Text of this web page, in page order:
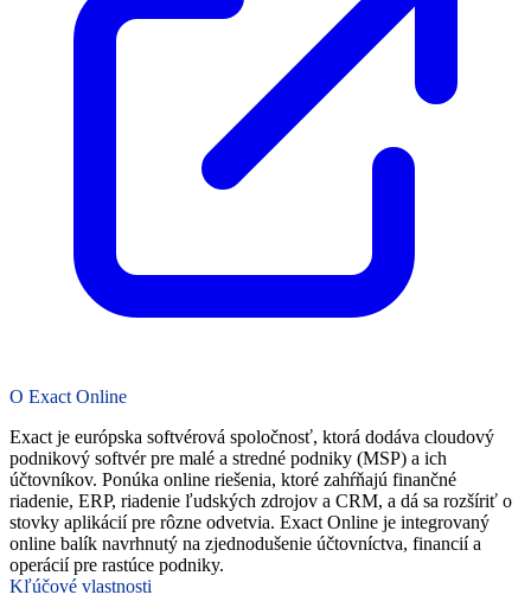
O Exact Online
Exact je európska softvérová spoločnosť, ktorá dodáva cloudový
podnikový softvér pre malé a stredné podniky (MSP) a ich
účtovníkov. Ponúka online riešenia, ktoré zahŕňajú finančné
riadenie, ERP, riadenie ľudských zdrojov a CRM, a dá sa rozšíriť o
stovky aplikácií pre rôzne odvetvia. Exact Online je integrovaný
online balík navrhnutý na zjednodušenie účtovníctva, financií a
operácií pre rastúce podniky.
Kľúčové vlastnosti